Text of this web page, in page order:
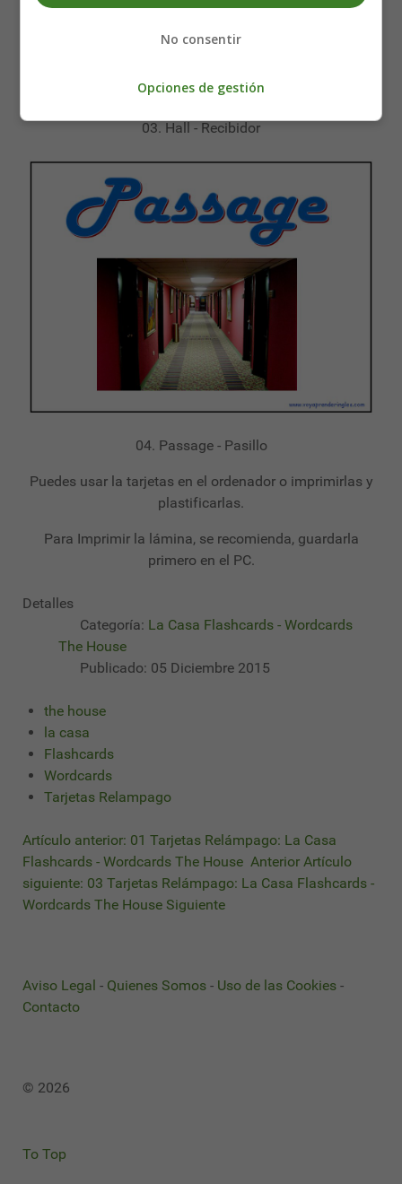
03. Hall - Recibidor
04. Passage - Pasillo
Puedes usar la tarjetas en el ordenador o imprimirlas y
plastificarlas.
Para Imprimir la lámina, se recomienda, guardarla
primero en el PC.
Detalles
Categoría: La Casa Flashcards - Wordcards
The House
Publicado: 05 Diciembre 2015
the house
la casa
Flashcards
Wordcards
Tarjetas Relampago
Artículo anterior: 01 Tarjetas Relámpago: La Casa
Flashcards - Wordcards The House Anterior Artículo
siguiente: 03 Tarjetas Relámpago: La Casa Flashcards -
Wordcards The House Siguiente
Aviso Legal - Quienes Somos - Uso de las Cookies -
Contacto
© 2026
To Top
No consentir
Opciones de gestión